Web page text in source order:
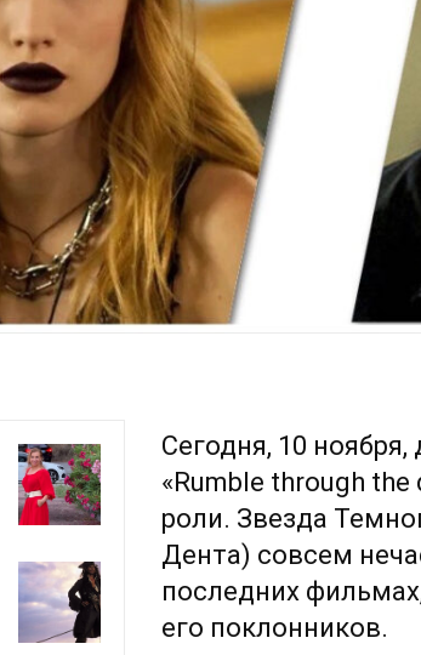
Сегодня, 10
«Rumble through
роли. Звезда
Дента) совсем
последних
его поклонников.